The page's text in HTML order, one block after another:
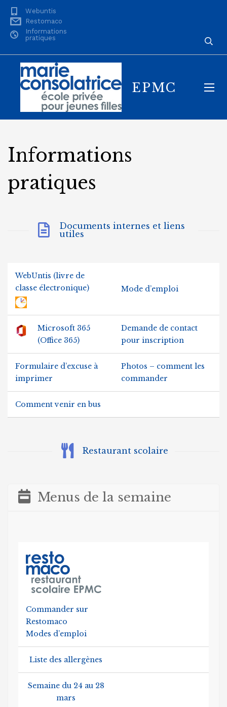
Webuntis
Restomaco
Informations
pratiques
EPMC
Informations
pratiques
Documents internes et liens
utiles
WebUntis (livre de
classe électronique)
Mode d’emploi
Microsoft 365
(Office 365)
Demande de contact
pour inscription
Formulaire d’excuse à
imprimer
Photos – comment les
commander
Comment venir en bus
Restaurant scolaire
Menus de la semaine
Commander sur
Restomaco
Modes d’emploi
Liste des allergènes
Semaine du 24 au 28
mars